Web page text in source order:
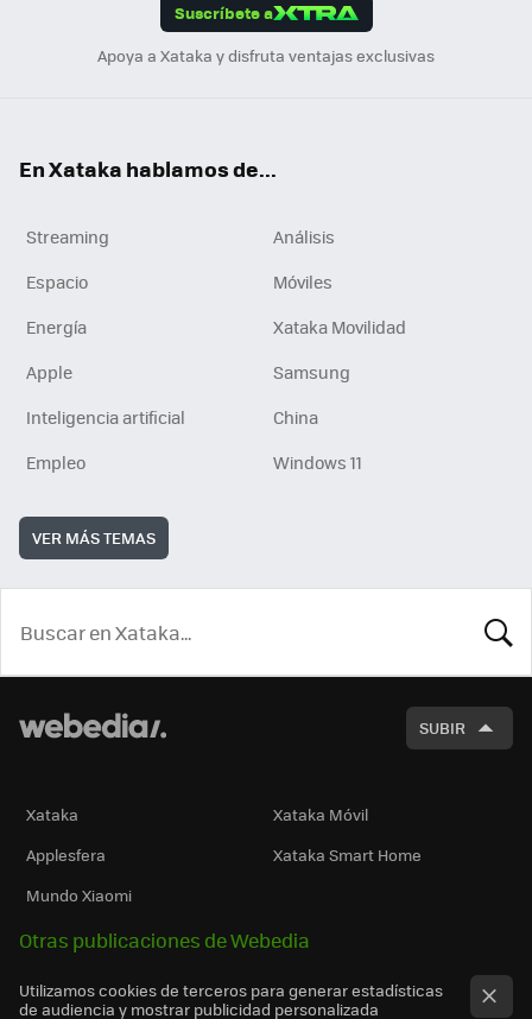
Suscríbete a
Apoya a Xataka y disfruta ventajas exclusivas
En Xataka hablamos de...
Streaming
Análisis
Espacio
Móviles
Energía
Xataka Movilidad
Apple
Samsung
Inteligencia artificial
China
Empleo
Windows 11
VER MÁS TEMAS
SUBIR
Xataka
Xataka Móvil
Applesfera
Xataka Smart Home
Mundo Xiaomi
Otras publicaciones de Webedia
Utilizamos cookies de terceros para generar estadísticas
de audiencia y mostrar publicidad personalizada